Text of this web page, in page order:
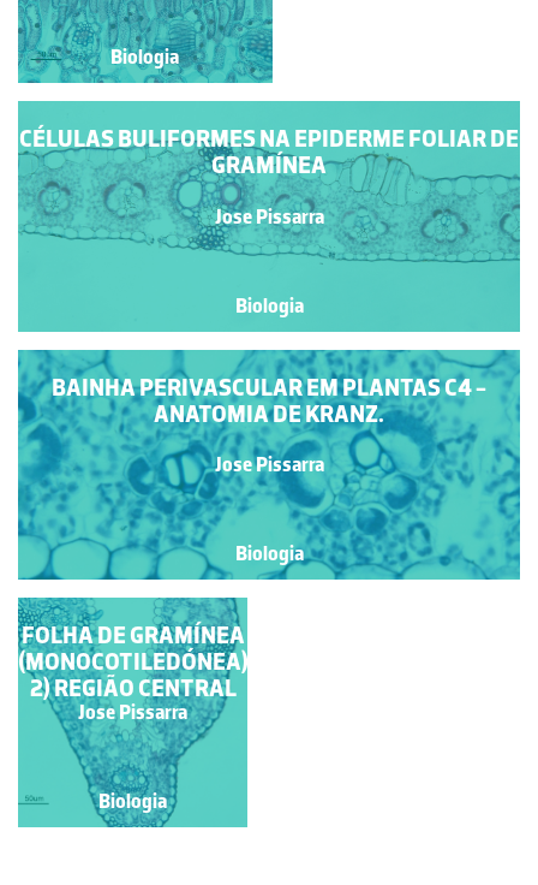
Biologia
Biologia
CÉLULAS BULIFORMES NA EPIDERME FOLIAR DE
GRAMÍNEA
Jose Pissarra
Biologia
BAINHA PERIVASCULAR EM PLANTAS C4 -
ANATOMIA DE KRANZ.
Jose Pissarra
Biologia
FOLHA DE GRAMÍNEA
(MONOCOTILEDÓNEA).
1) ASPECTO GERAL
Jose Pissarra
Biologia
FOLHA DE GRAMÍNEA
(MONOCOTILEDÓNEA).
2) REGIÃO CENTRAL
Jose Pissarra
Biologia